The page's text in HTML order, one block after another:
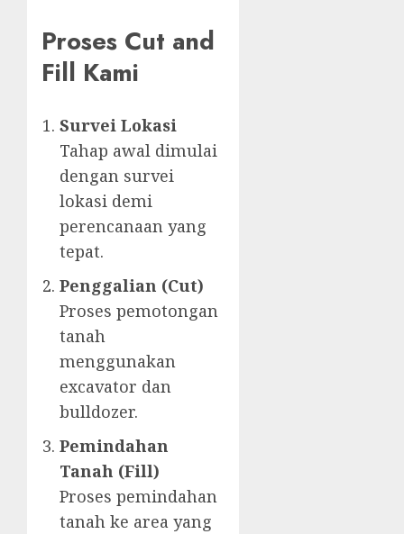
Proses Cut and
Fill Kami
Survei Lokasi
Tahap awal dimulai
dengan survei
lokasi demi
perencanaan yang
tepat.
Penggalian (Cut)
Proses pemotongan
tanah
menggunakan
excavator dan
bulldozer.
Pemindahan
Tanah (Fill)
Proses pemindahan
tanah ke area yang